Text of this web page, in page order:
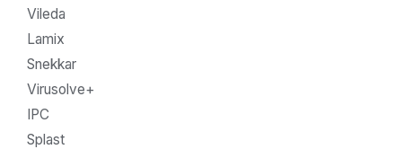
Vileda
Lamix
Snekkar
Virusolve+
IPC
Splast